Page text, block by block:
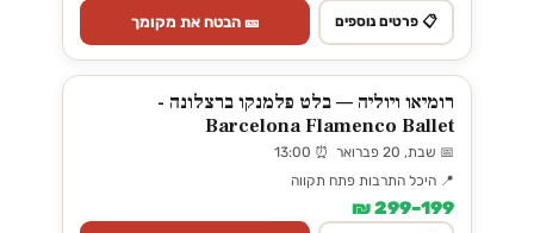
📋 פרטים נוספים 🎫 הבטח את מקומך
רומיאו ויוליה — בלט פלמנקו ברצלונה -
Barcelona Flamenco Ballet
📅 שבת, 20 פברואר ⏰ 13:00
📍 היכל התרבות פתח תקווה
199–299 ₪